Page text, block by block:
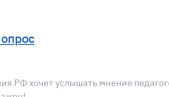
РФ хочет услышать мнение